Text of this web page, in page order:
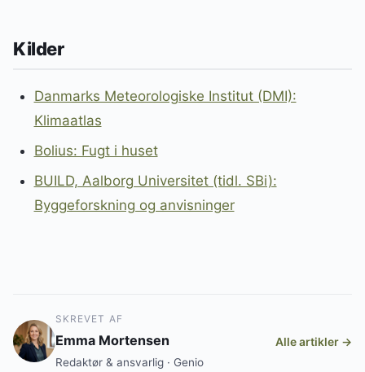
Kilder
Danmarks Meteorologiske Institut (DMI):
Klimaatlas
Bolius: Fugt i huset
BUILD, Aalborg Universitet (tidl. SBi):
Byggeforskning og anvisninger
SKREVET AF
Emma Mortensen
Redaktør & ansvarlig · Genio
Alle artikler →